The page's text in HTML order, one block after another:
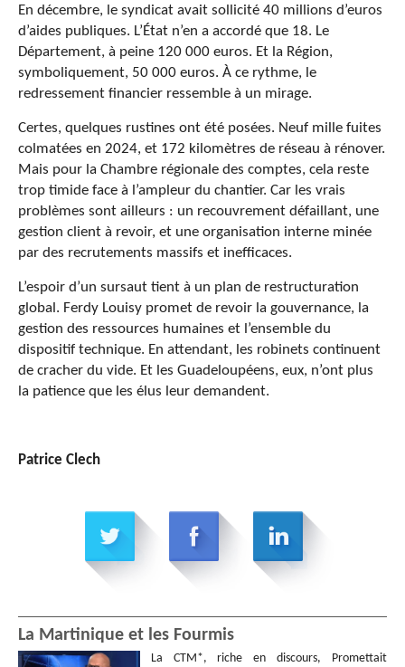
En décembre, le syndicat avait sollicité 40 millions d’euros
d’aides publiques. L’État n’en a accordé que 18. Le
Département, à peine 120 000 euros. Et la Région,
symboliquement, 50 000 euros. À ce rythme, le
redressement financier ressemble à un mirage.
Certes, quelques rustines ont été posées. Neuf mille fuites
colmatées en 2024, et 172 kilomètres de réseau à rénover.
Mais pour la Chambre régionale des comptes, cela reste
trop timide face à l’ampleur du chantier. Car les vrais
problèmes sont ailleurs : un recouvrement défaillant, une
gestion client à revoir, et une organisation interne minée
par des recrutements massifs et inefficaces.
L’espoir d’un sursaut tient à un plan de restructuration
global. Ferdy Louisy promet de revoir la gouvernance, la
gestion des ressources humaines et l’ensemble du
dispositif technique. En attendant, les robinets continuent
de cracher du vide. Et les Guadeloupéens, eux, n’ont plus
la patience que les élus leur demandent.
Patrice Clech
La Martinique et les Fourmis
La CTM*, riche en discours, Promettait